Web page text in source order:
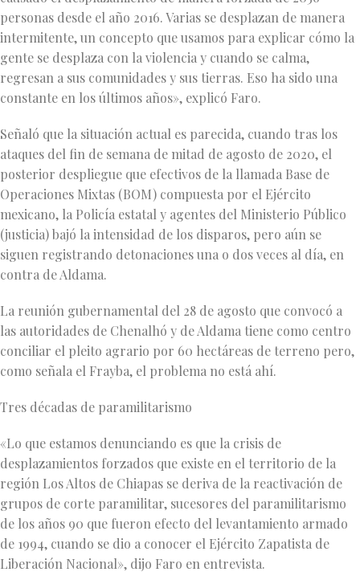
personas desde el año 2016. Varias se desplazan de manera
intermitente, un concepto que usamos para explicar cómo la
gente se desplaza con la violencia y cuando se calma,
regresan a sus comunidades y sus tierras. Eso ha sido una
constante en los últimos años», explicó Faro.
Señaló que la situación actual es parecida, cuando tras los
ataques del fin de semana de mitad de agosto de 2020, el
posterior despliegue que efectivos de la llamada Base de
Operaciones Mixtas (BOM) compuesta por el Ejército
mexicano, la Policía estatal y agentes del Ministerio Público
(justicia) bajó la intensidad de los disparos, pero aún se
siguen registrando detonaciones una o dos veces al día, en
contra de Aldama.
La reunión gubernamental del 28 de agosto que convocó a
las autoridades de Chenalhó y de Aldama tiene como centro
conciliar el pleito agrario por 60 hectáreas de terreno pero,
como señala el Frayba, el problema no está ahí.
Tres décadas de paramilitarismo
«Lo que estamos denunciando es que la crisis de
desplazamientos forzados que existe en el territorio de la
región Los Altos de Chiapas se deriva de la reactivación de
grupos de corte paramilitar, sucesores del paramilitarismo
de los años 90 que fueron efecto del levantamiento armado
de 1994, cuando se dio a conocer el Ejército Zapatista de
Liberación Nacional», dijo Faro en entrevista.